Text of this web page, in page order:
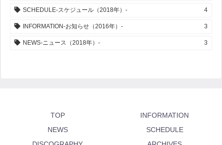
SCHEDULE-スケジュール（2018年）- 4
INFORMATION-お知らせ（2016年）- 3
NEWS-ニュース（2018年）- 3
TOP
INFORMATION
NEWS
SCHEDULE